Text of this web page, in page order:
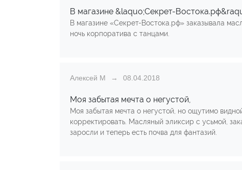
В магазине &laquo;Секрет-
В магазине «Секрет-Востока.рф» заказывала
ночь корпоратива с танцами.
Алексей М 08.04.2018
Моя забытая мечта о негустой,
Моя забытая мечта о негустой, но ощутимо
корректировать. Масляный эликсир с усьмой,
заросли и теперь есть почва для фантазий.